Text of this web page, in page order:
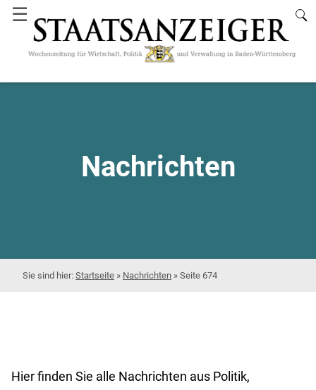
☰
Nachrichten
Startseite » Nachrichten » Seite 674
Hier finden Sie alle Nachrichten aus Politik,